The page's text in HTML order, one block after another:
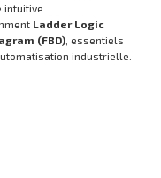
Ladder Logic
(FBD) , essentiels
industrielle.